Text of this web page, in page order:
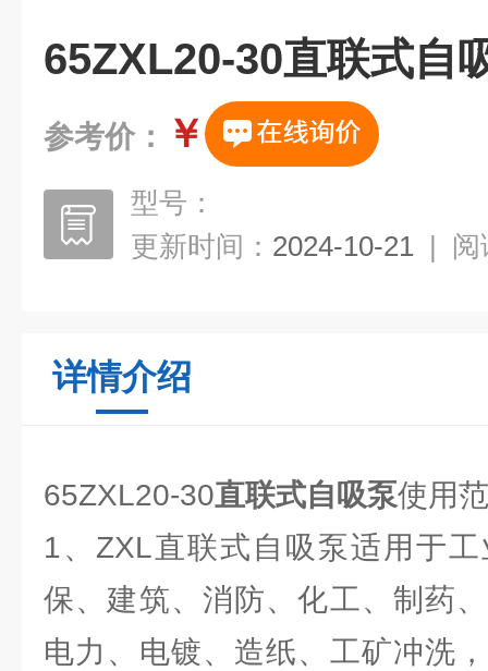
65ZXL20-30直联式自
参考价： ￥
型号：
更新时间： 2024-10-21 | 阅
详情介绍
65ZXL20-30直联式自吸泵使用
1、ZXL直联式自吸泵适用于
保、建筑、消防、化工、制药
电力、电镀、造纸、工矿冲洗